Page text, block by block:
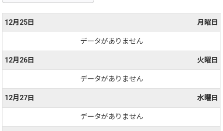
12月25日 月曜日
データがありません
12月26日 火曜日
データがありません
12月27日 水曜日
データがありません